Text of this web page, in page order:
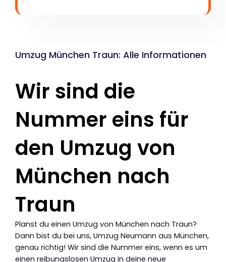
Umzug München Traun: Alle Informationen
Wir sind die
Nummer eins für
den Umzug von
München nach
Traun
Planst du einen Umzug von München nach Traun?
Dann bist du bei uns, Umzug Neumann aus München,
genau richtig! Wir sind die Nummer eins, wenn es um
einen reibungslosen Umzug in deine neue